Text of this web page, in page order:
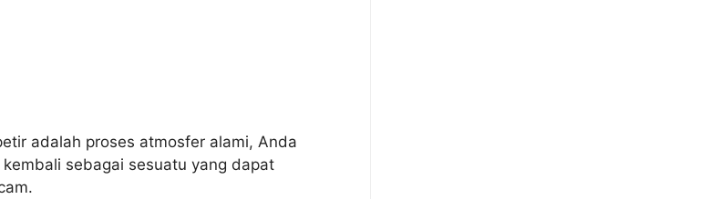
adalah proses atmosfer alami, Anda
sebagai sesuatu yang dapat